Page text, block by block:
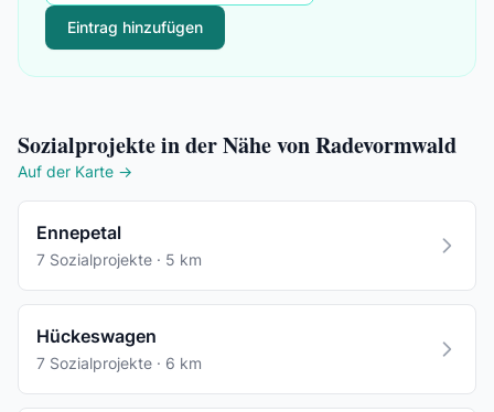
Eintrag hinzufügen
Sozialprojekte in der Nähe von Radevormwald
Auf der Karte →
Ennepetal
7 Sozialprojekte · 5 km
Hückeswagen
7 Sozialprojekte · 6 km